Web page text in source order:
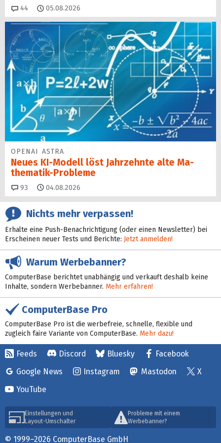
44 Kommentare
05.08.2026
OPENAI ASTRA
Neues KI-Modell löst Jahr­zehn­te alte Ma­
thematik-Pro­ble­me
93 Kommentare
04.08.2026
Nichts mehr verpassen!
Erhalte eine Push-Benachrichtigung (oder einen Newsletter) bei
Erscheinen neuer Tests und Berichte: Jetzt anmelden!
Warum Werbebanner?
ComputerBase berichtet unabhängig und verkauft deshalb keine
Inhalte, sondern Werbebanner. Mehr erfahren!
ComputerBase Pro
ComputerBase Pro ist die werbefreie, schnelle, flexible und
zugleich faire Variante von ComputerBase. Mehr dazu!
Feeds Discord Bluesky
Facebook
Google News
Instagram Mastodon
X
YouTube
Einstellungen und
Layout-Umschalter
Probleme mit einem
Werbebanner?
© 1999–2026 ComputerBase GmbH